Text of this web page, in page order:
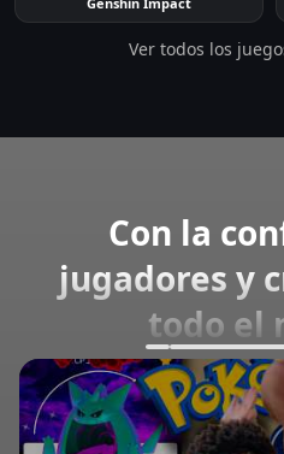
Ver todos los
Con la
jugadores y
todo el